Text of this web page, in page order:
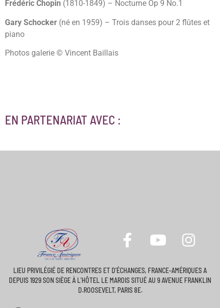
Frédéric Chopin (1810-1849) – Nocturne Op 9 No.1
Gary Schocker (né en 1959) – Trois danses pour 2 flûtes et
piano
Photos galerie © Vincent Baillais
EN PARTENARIAT AVEC :
LIEU PRIVILÉGIÉ DE RENCONTRES ET D’ÉCHANGES, FRANCE-AMÉRIQUES A
DEPUIS 1929 SON SIÈGE À L’HÔTEL LE MAROIS SITUÉ AU 9 AVENUE FRANKLIN
D.ROOSEVELT, PARIS 8E.